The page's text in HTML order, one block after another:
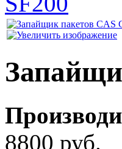
8800 руб.